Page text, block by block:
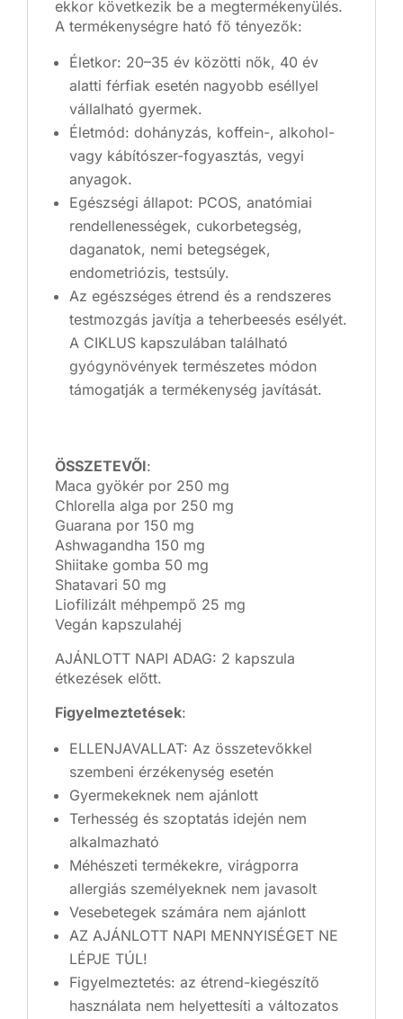
ekkor következik be a megtermékenyülés.
A termékenységre ható fő tényezők:
Életkor: 20–35 év közötti nők, 40 év
alatti férfiak esetén nagyobb eséllyel
vállalható gyermek.
Életmód: dohányzás, koffein-, alkohol-
vagy kábítószer-fogyasztás, vegyi
anyagok.
Egészségi állapot: PCOS, anatómiai
rendellenességek, cukorbetegség,
daganatok, nemi betegségek,
endometriózis, testsúly.
Az egészséges étrend és a rendszeres
testmozgás javítja a teherbeesés esélyét.
A CIKLUS kapszulában található
gyógynövények természetes módon
támogatják a termékenység javítását.
ÖSSZETEVŐI:
Maca gyökér por 250 mg
Chlorella alga por 250 mg
Guarana por 150 mg
Ashwagandha 150 mg
Shiitake gomba 50 mg
Shatavari 50 mg
Liofilizált méhpempő 25 mg
Vegán kapszulahéj
AJÁNLOTT NAPI ADAG: 2 kapszula
étkezések előtt.
Figyelmeztetések:
ELLENJAVALLAT: Az összetevőkkel
szembeni érzékenység esetén
Gyermekeknek nem ajánlott
Terhesség és szoptatás idején nem
alkalmazható
Méhészeti termékekre, virágporra
allergiás személyeknek nem javasolt
Vesebetegek számára nem ajánlott
AZ AJÁNLOTT NAPI MENNYISÉGET NE
LÉPJE TÚL!
Figyelmeztetés: az étrend-kiegészítő
használata nem helyettesíti a változatos